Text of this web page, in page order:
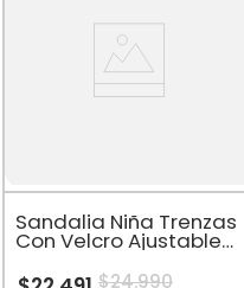
Sandalia Niña Trenzas
Con Velcro Ajustable
$24.990